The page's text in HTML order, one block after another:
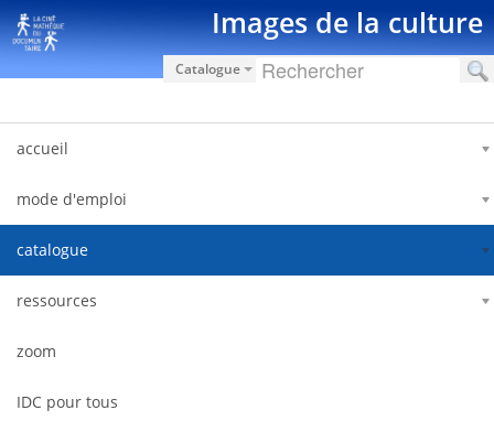
Salta al contigut Images de la culture
Catalogue
accueil
mode d'emploi
catalogue
ressources
zoom
IDC pour tous